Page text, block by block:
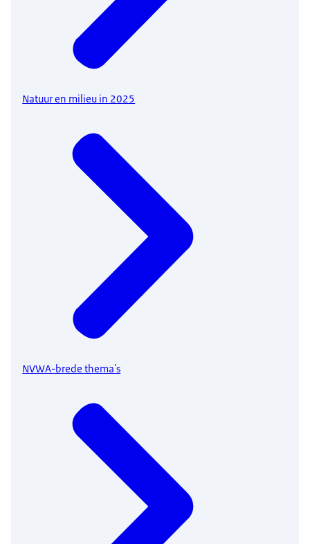
Natuur en milieu in 2025
NVWA-brede thema's